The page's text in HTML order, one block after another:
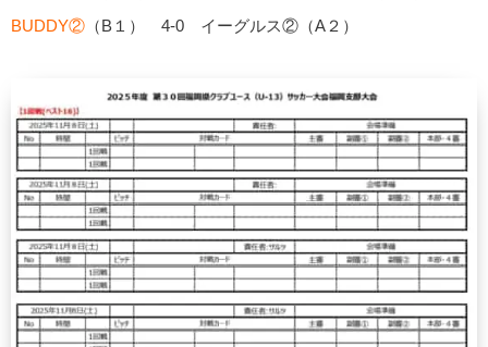
BUDDY② （B１） 4-0 イーグルス②（A２）